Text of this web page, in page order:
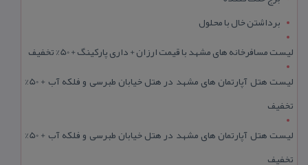
برداشتن خال با محلول
لیست مسافرخانه های مشهد با قیمت ارزان + داری پارکینگ + 50% تخفیف
لیست هتل آپارتمان های مشهد در هتل خیابان طبرسی و فلکه آب + 50%
تخفیف
لیست هتل آپارتمان های مشهد در هتل خیابان طبرسی و فلکه آب + 50%
تخفیف